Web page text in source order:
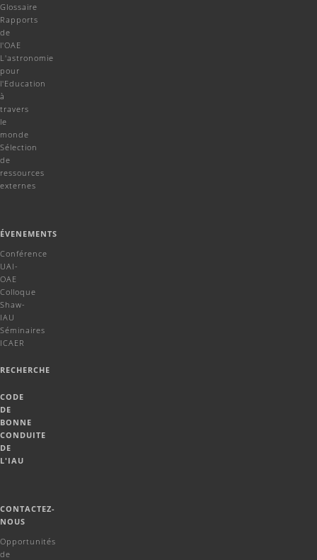
Glossaire
Rapports
de
l'OAE
L'astronomie
pour
l'Education
à
travers
le
monde
Sélection
de
ressources
externes
ÉVENEMENTS
Conférence
UAI-
OAE
Colloque
Shaw-
IAU
Séminaires
ICAER
RECHERCHE
CODE
DE
BONNE
CONDUITE
DE
L'IAU
CONTACTEZ-
NOUS
Opportunités
de